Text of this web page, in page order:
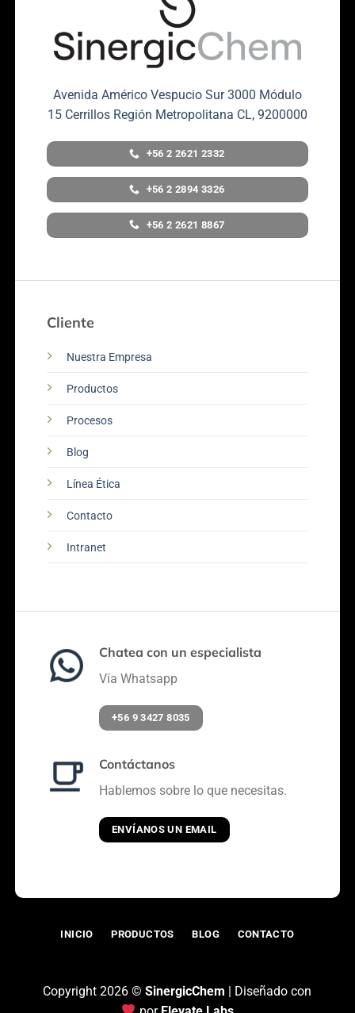
Avenida Américo Vespucio Sur 3000 Módulo
15 Cerrillos Región Metropolitana CL, 9200000
+56 2 2621 2332
+56 2 2894 3326
+56 2 2621 8867
Cliente
Nuestra Empresa
Productos
Procesos
Blog
Línea Ética
Contacto
Intranet
Chatea con un especialista
Vía Whatsapp
+56 9 3427 8035
Contáctanos
Hablemos sobre lo que necesitas.
ENVÍANOS UN EMAIL
INICIO PRODUCTOS BLOG CONTACTO
Copyright 2026 ©SinergicChem | Diseñado con